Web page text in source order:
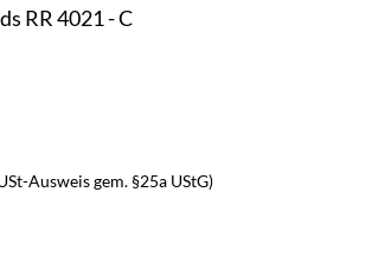
RR 4021 - C
Ausweis gem. §25a UStG)